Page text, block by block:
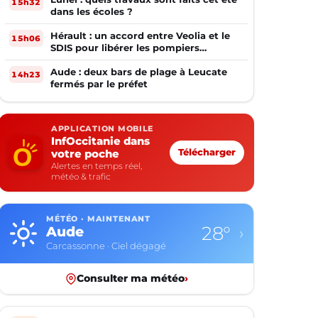
dans les écoles ?
15h06
Hérault : un accord entre Veolia et le
SDIS pour libérer les pompiers
volontaires
14h23
Aude : deux bars de plage à Leucate
fermés par le préfet
APPLICATION MOBILE
InfOccitanie dans
votre poche
Alertes en temps réel,
météo & trafic
Télécharger
MÉTÉO · MAINTENANT
Aude
Carcassonne · Ciel dégagé
28° ›
Consulter ma météo›